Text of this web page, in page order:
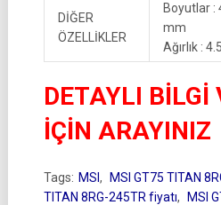
DİĞER
ÖZELLİKLER
Boyutlar :
mm
Ağırlık :
DETAYLI BİLGİ
İÇİN ARAYINIZ
Tags: MSI , MSI GT75 TITAN
TITAN 8RG-245TR fiyatı,
MSI